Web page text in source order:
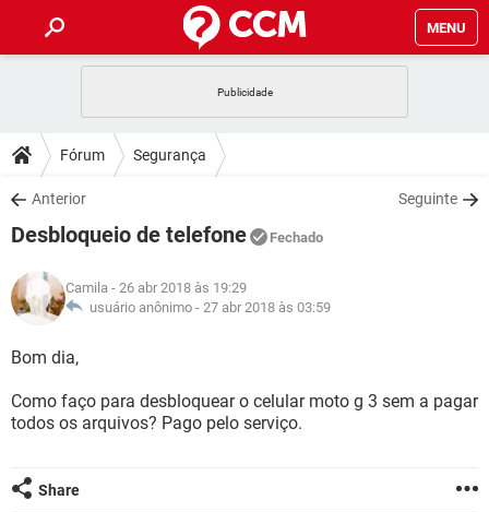
MENU
CELULAR
OUTLOOK
INSTAGRAM GMAIL
GUIA DE COMPRAS
DICAS
JOGOS
INSTAGRAM
DOWNLOADS
JOGOS WHATSAPP
CELULAR
OUTLOOK EXCEL
INSTAGRAM
JOGOS
OUTLOOK
INSTAGRAM GMAIL
GLOSSÁRIO
JOGOS
OUTLOOK EXCEL
GUIA DE COMPRAS
Fórum Segurança
Anterior Seguinte
Desbloqueio de telefone Fechado
Camila - 26 abr 2018 às 19:29
usuário anônimo - 27 abr 2018 às 03:59
Bom dia,
Como faço para desbloquear o celular moto g 3 sem a pagar
todos os arquivos? Pago pelo serviço.
Share